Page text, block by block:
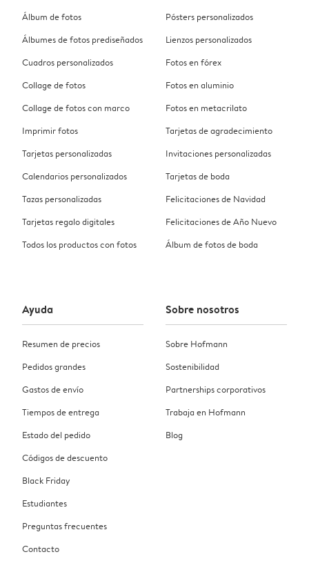
Álbum de fotos
Álbumes de fotos prediseñados
Cuadros personalizados
Collage de fotos
Collage de fotos con marco
Imprimir fotos
Tarjetas personalizadas
Calendarios personalizados
Tazas personalizadas
Tarjetas regalo digitales
Todos los productos con fotos
Pósters personalizados
Lienzos personalizados
Fotos en fórex
Fotos en aluminio
Fotos en metacrilato
Tarjetas de agradecimiento
Invitaciones personalizadas
Tarjetas de boda
Felicitaciones de Navidad
Felicitaciones de Año Nuevo
Álbum de fotos de boda
Ayuda
Resumen de precios
Pedidos grandes
Gastos de envío
Tiempos de entrega
Estado del pedido
Códigos de descuento
Black Friday
Estudiantes
Preguntas frecuentes
Contacto
Sobre nosotros
Sobre Hofmann
Sostenibilidad
Partnerships corporativos
Trabaja en Hofmann
Blog